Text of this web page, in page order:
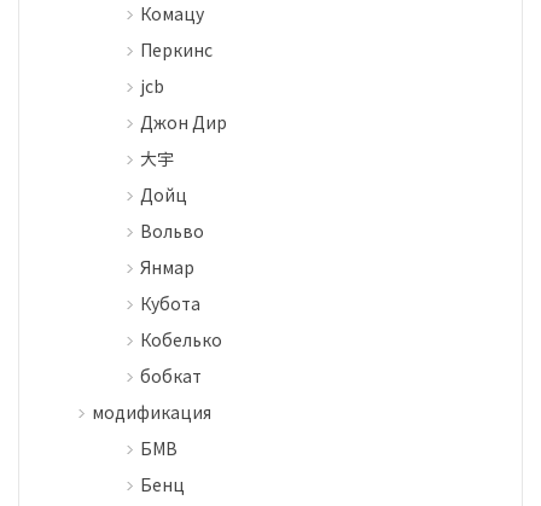
Комацу
Перкинс
jcb
Джон Дир
大宇
Дойц
Вольво
Янмар
Кубота
Кобелько
бобкат
модификация
БМВ
Бенц